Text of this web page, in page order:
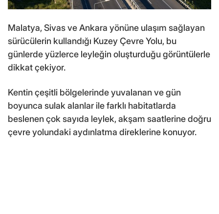
Malatya, Sivas ve Ankara yönüne ulaşım sağlayan
sürücülerin kullandığı Kuzey Çevre Yolu, bu
günlerde yüzlerce leyleğin oluşturduğu görüntülerle
dikkat çekiyor.
Kentin çeşitli bölgelerinde yuvalanan ve gün
boyunca sulak alanlar ile farklı habitatlarda
beslenen çok sayıda leylek, akşam saatlerine doğru
çevre yolundaki aydınlatma direklerine konuyor.